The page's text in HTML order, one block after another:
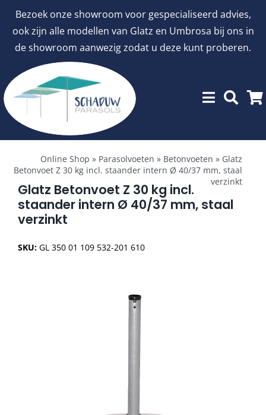
Bezoek onze showroom voor gespecialiseerd advies,
ook zijn alle modellen van Glatz en Umbrosa bij ons in
de showroom aanwezig zodat u deze kunt proberen.
inhoud
Toggle
Navigation
aanbiedingen
Stokparasols
Online Shop » Parasolvoeten » Betonvoeten » Glatz
Betonvoet Z 30 kg incl. staander intern Ø 40/37 mm, staal
verzinkt
Glatz Betonvoet Z 30 kg incl.
staander intern Ø 40/37 mm, staal
verzinkt
SKU: GL 350 01 109 532-201 610